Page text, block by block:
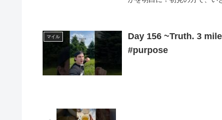
マイル
Day 156 ~Truth. 3
#purpose